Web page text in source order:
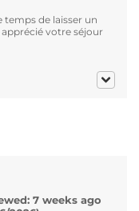
temps de laisser un
votre séjour
7 weeks ago